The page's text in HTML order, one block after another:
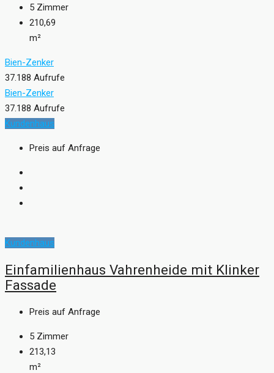
5 Zimmer
210,69
m²
Bien-Zenker
37.188 Aufrufe
Bien-Zenker
37.188 Aufrufe
Kundenhaus
Preis auf Anfrage
Kundenhaus
Einfamilienhaus Vahrenheide mit Klinker
Fassade
Preis auf Anfrage
5 Zimmer
213,13
m²